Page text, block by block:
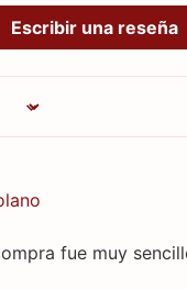
Escribir una reseña
fue muy